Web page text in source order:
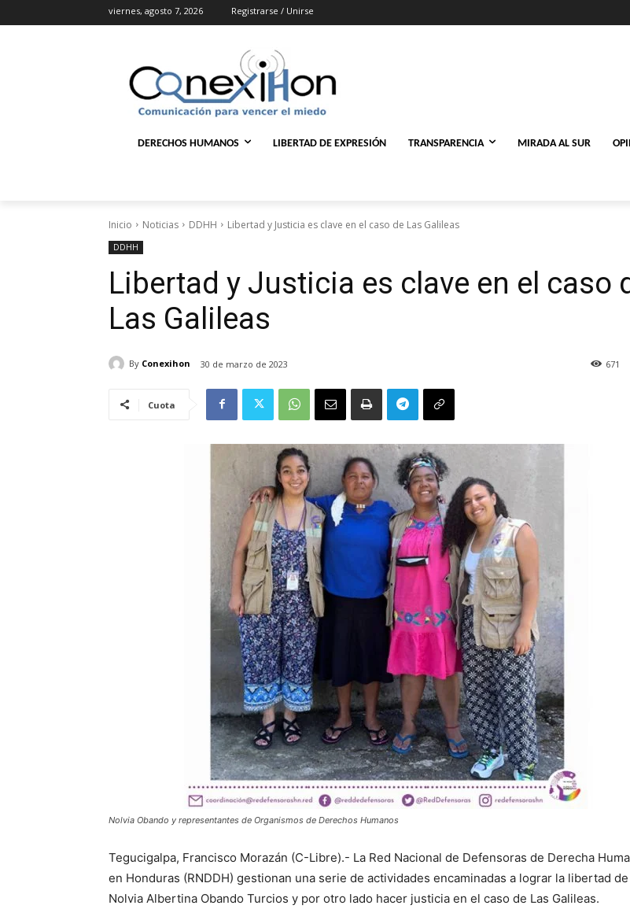
viernes, agosto 7, 2026 Registrarse / Unirse
DERECHOS HUMANOS LIBERTAD DE EXPRESIÓN TRANSPARENCIA MIRADA AL SUR
Inicio Noticias DDHH Libertad y Justicia es clave en el caso de Las Galileas
DDHH
Libertad y Justicia es clave en el caso
Las Galileas
By Conexihon 30 de marzo de 2023 671
Cuota
Nolvia Obando y representantes de Organismos de Derechos Humanos
Tegucigalpa, Francisco Morazán (C-Libre).- La Red Nacional de Defensoras de Derecha
en Honduras (RNDDH) gestionan una serie de actividades encaminadas a lograr la libertad de
Nolvia Albertina Obando Turcios y por otro lado hacer justicia en el caso de Las Galileas.